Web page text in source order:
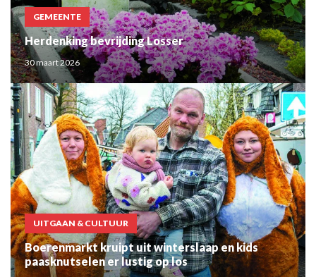
GEMEENTE
Herdenking bevrijding Losser
30 maart 2026
UITGAAN & CULTUUR
Boerenmarkt kruipt uit winterslaap en kids
paasknutselen er lustig op los